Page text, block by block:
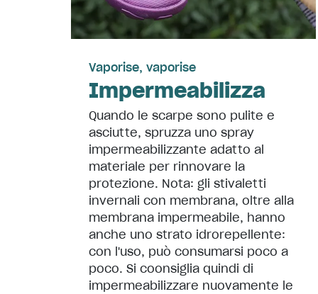
Vaporise, vaporise
Impermeabilizza
Quando le scarpe sono pulite e
asciutte, spruzza uno spray
impermeabilizzante adatto al
materiale per rinnovare la
protezione. Nota: gli stivaletti
invernali con membrana, oltre alla
membrana impermeabile, hanno
anche uno strato idrorepellente:
con l'uso, può consumarsi poco a
poco. Si coonsiglia quindi di
impermeabilizzare nuovamente le